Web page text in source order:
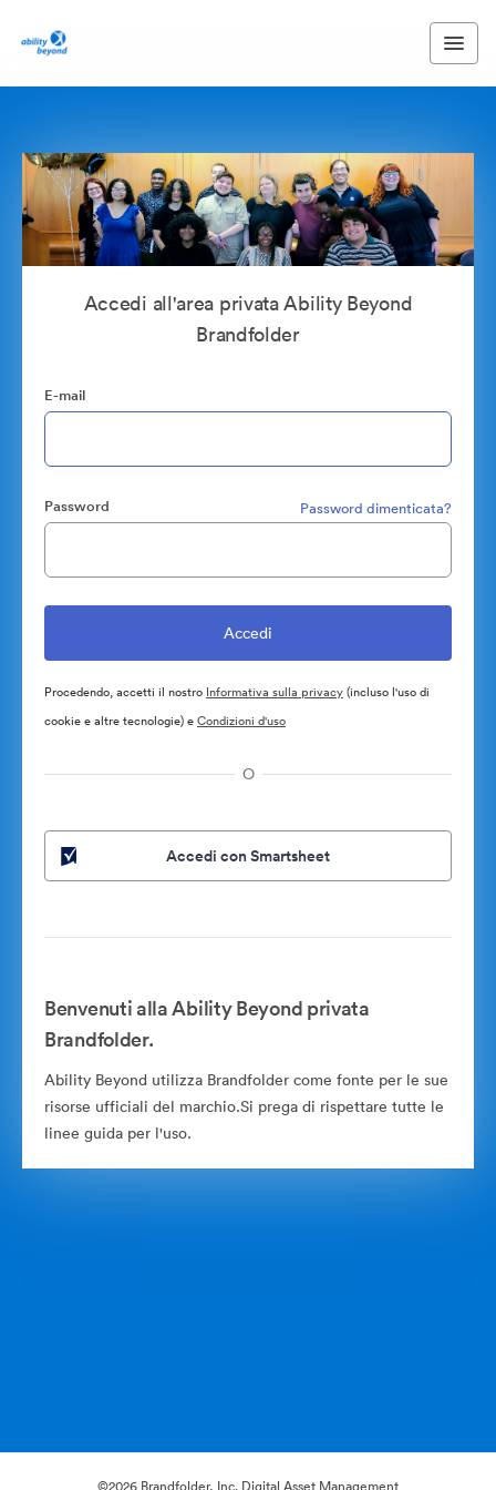
Accedi all'area privata Ability Beyond
Brandfolder
E-mail
Password Password dimenticata?
Procedendo, accetti il nostro Informativa sulla privacy(incluso l'uso di
cookie e altre tecnologie) eCondizioni d'uso
O
Accedi con Smartsheet
Benvenuti alla Ability Beyond privata
Brandfolder.
Ability Beyond utilizza Brandfolder come fonte per le sue
risorse ufficiali del marchio.Si prega di rispettare tutte le
linee guida per l'uso.
©2026 Brandfolder, Inc. Digital Asset Management